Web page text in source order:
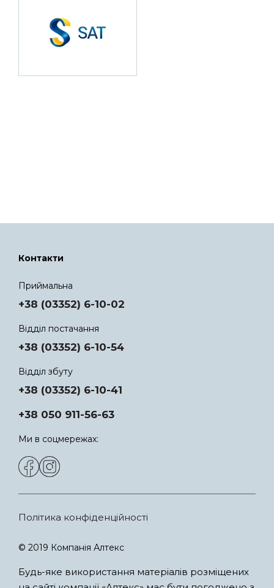
Контакти
Приймальна
+38 (03352) 6-10-02
Відділ постачання
+38 (03352) 6-10-54
Відділ збуту
+38 (03352) 6-10-41
+38 050 911-56-63
Ми в соцмережах:
© 2019 Компанія Алтекс
Будь-яке використання матеріалів розміщених
Політика конфіденційності